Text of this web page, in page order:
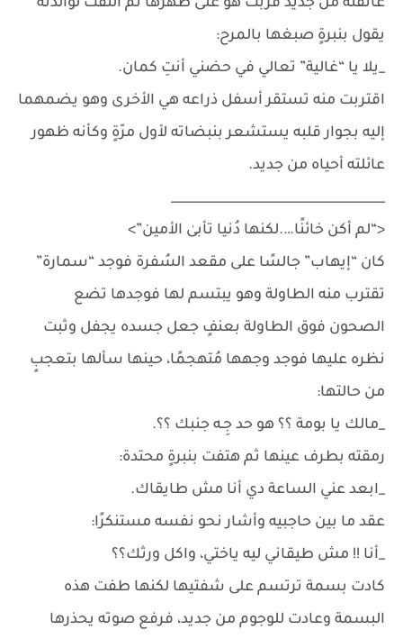
عانقته من جديد فربت هو على ظهرها ثم التفت لوالدته
يقول بنبرةٍ صبغها بالمرح:
_يلا يا “غالية” تعالي في حضني أنتِ كمان.
اقتربت منه تستقر أسفل ذراعه هي الأخرى وهو يضمهما
إليه بجوار قلبه يستشعر بنبضاته لأول مرّةٍ وكأنه ظهور
عائلته أحياه من جديد.
__________________________________
<“لم أكن خائنًا….لكنها دُنيا تأبىٰ الأمين”>
كان “إيهاب” جالسًا على مقعد السُفرة فوجد “سمارة”
تقترب منه الطاولة وهو يبتسم لها فوجدها تضع
الصحون فوق الطاولة بعنفٍ جعل جسده يجفل وثبت
نظره عليها فوجد وجهها مُتهجمًا، حينها سألها بتعجبٍ
من حالتها:
_مالك يا بومة ؟؟ هو حد جِـه جنبك ؟؟.
رمقته بطرف عينها ثم هتفت بنبرةٍ محتدة:
_ابعد عني الساعة دي أنا مش طايقاك.
عقد ما بين حاجبيه وأشار نحو نفسه مستنكرًا:
_أنا !! مش طيقاني ليه ياختي، واكل ورثك؟؟
كادت بسمة ترتسم على شفتيها لكنها طفت هذه
البسمة وعادت للوجوم من جديد، فرفع صوته يحذرها